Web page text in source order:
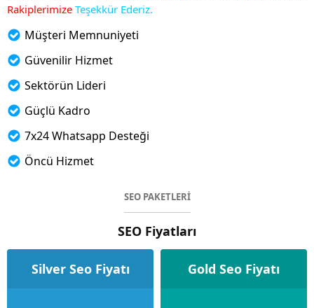
Rakiplerimize Teşekkür Ederiz.
Müşteri Memnuniyeti
Güvenilir Hizmet
Sektörün Lideri
Güçlü Kadro
7x24 Whatsapp Desteği
Öncü Hizmet
SEO PAKETLERİ
SEO Fiyatları
Silver Seo Fiyatı Gold Seo Fiyatı